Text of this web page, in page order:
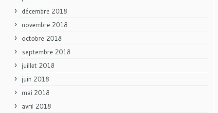
décembre 2018
novembre 2018
octobre 2018
septembre 2018
juillet 2018
juin 2018
mai 2018
avril 2018